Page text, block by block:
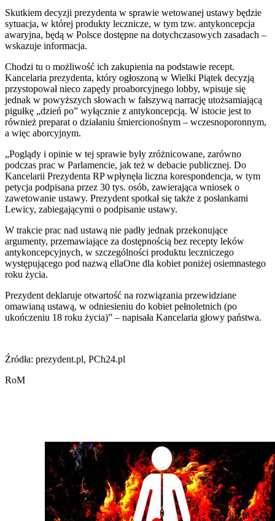
Skutkiem decyzji prezydenta w sprawie wetowanej ustawy będzie
sytuacja, w której produkty lecznicze, w tym tzw. antykoncepcja
awaryjna, będą w Polsce dostępne na dotychczasowych zasadach –
wskazuje informacja.
Chodzi tu o możliwość ich zakupienia na podstawie recept.
Kancelaria prezydenta, który ogłoszoną w Wielki Piątek decyzją
przystopował nieco zapędy proaborcyjnego lobby, wpisuje się
jednak w powyższych słowach w fałszywą narrację utożsamiającą
pigułkę „dzień po” wyłącznie z antykoncepcją. W istocie jest to
również preparat o działaniu śmiercionośnym – wczesnoporonnym,
a więc aborcyjnym.
„Poglądy i opinie w tej sprawie były zróżnicowane, zarówno
podczas prac w Parlamencie, jak też w debacie publicznej. Do
Kancelarii Prezydenta RP wpłynęła liczna korespondencja, w tym
petycja podpisana przez 30 tys. osób, zawierająca wniosek o
zawetowanie ustawy. Prezydent spotkał się także z posłankami
Lewicy, zabiegającymi o podpisanie ustawy.
W trakcie prac nad ustawą nie padły jednak przekonujące
argumenty, przemawiające za dostępnością bez recepty leków
antykoncepcyjnych, w szczególności produktu leczniczego
występującego pod nazwą ellaOne dla kobiet poniżej osiemnastego
roku życia.
Prezydent deklaruje otwartość na rozwiązania przewidziane
omawianą ustawą, w odniesieniu do kobiet pełnoletnich (po
ukończeniu 18 roku życia)” – napisała Kancelaria głowy państwa.
Źródła: prezydent.pl, PCh24.pl
RoM